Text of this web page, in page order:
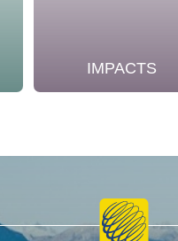
IMPACTS